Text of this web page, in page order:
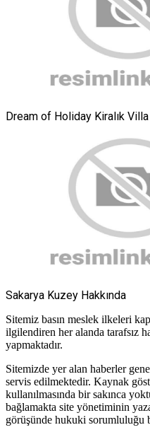
Dream of Holiday Kiralık
Sakarya Kuzey Hakkında
Sitemiz basın meslek ilkeleri
ilgilendiren her alanda tarafsız
yapmaktadır.
Sitemizde yer alan haberler
servis edilmektedir. Kaynak
kullanılmasında bir sakınca
bağlamakta site yönetiminin
görüşünde hukuki sorumluluğu